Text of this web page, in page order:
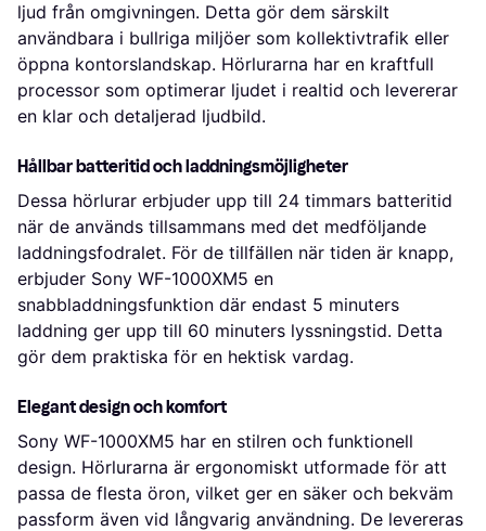
ljud från omgivningen. Detta gör dem särskilt
användbara i bullriga miljöer som kollektivtrafik eller
öppna kontorslandskap. Hörlurarna har en kraftfull
processor som optimerar ljudet i realtid och levererar
en klar och detaljerad ljudbild.
Hållbar batteritid och laddningsmöjligheter
Dessa hörlurar erbjuder upp till 24 timmars batteritid
när de används tillsammans med det medföljande
laddningsfodralet. För de tillfällen när tiden är knapp,
erbjuder Sony WF-1000XM5 en
snabbladdningsfunktion där endast 5 minuters
laddning ger upp till 60 minuters lyssningstid. Detta
gör dem praktiska för en hektisk vardag.
Elegant design och komfort
Sony WF-1000XM5 har en stilren och funktionell
design. Hörlurarna är ergonomiskt utformade för att
passa de flesta öron, vilket ger en säker och bekväm
passform även vid långvarig användning. De levereras